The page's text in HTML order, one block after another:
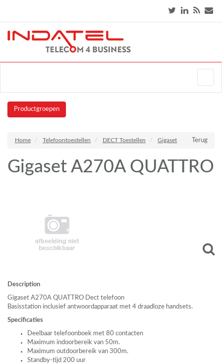
Productgroepen
Terug
Home Telefoontoestellen DECT Toestellen Gigaset
Gigaset A270A QUATTRO
Description
Gigaset A270A QUATTRO Dect telefoon
Basisstation inclusief antwoordapparaat met 4 draadloze handsets.
Specificaties
Deelbaar telefoonboek met 80 contacten
Maximum indoorbereik van 50m.
Maximum outdoorbereik van 300m.
Standby-tijd 200 uur